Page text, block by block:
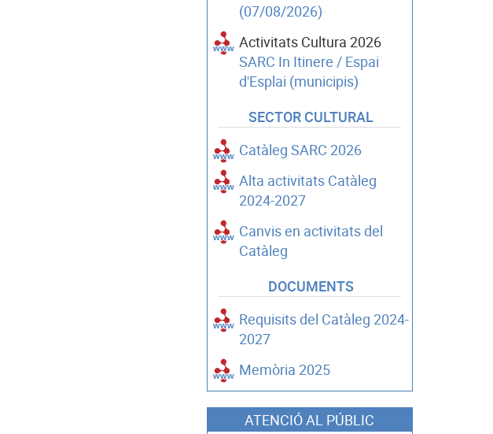
(07/08/2026)
Activitats Cultura 2026
SARC In Itinere / Espai
d'Esplai (municipis)
SECTOR CULTURAL
Catàleg SARC 2026
Alta activitats Catàleg
2024-2027
Canvis en activitats del
Catàleg
DOCUMENTS
Requisits del Catàleg 2024-
2027
Memòria 2025
ATENCIÓ AL PÚBLIC